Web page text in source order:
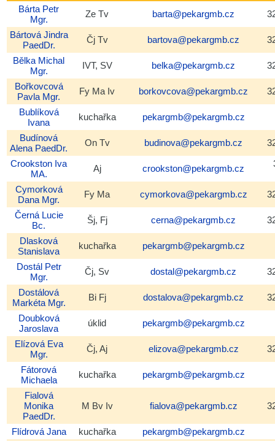
Vyhledávání
Bárta Petr
Mgr.
Ze Tv barta@pekargmb.cz
Bártová Jindra
PaedDr.
Čj Tv bartova@pekargmb.cz
Bělka Michal
Mgr.
IVT, SV belka@pekargmb.cz
Bořkovcová
Pavla Mgr.
Fy Ma Iv borkovcova@pekargmb.cz
Bublíková
Ivana
kuchařka
pekargmb@pekargmb.cz
Budínová
Alena PaedDr.
On Tv budinova@pekargmb.cz
Crookston Iva
MA.
Aj crookston@pekargmb.cz
Cymorková
Dana Mgr.
Fy Ma cymorkova@pekargmb.cz
Černá Lucie
Bc.
Šj, Fj cerna@pekargmb.cz
Dlasková
Stanislava
kuchařka
pekargmb@pekargmb.cz
Dostál Petr
Mgr.
Čj, Sv dostal@pekargmb.cz
Dostálová
Markéta Mgr.
Bi Fj dostalova@pekargmb.cz
Doubková
Jaroslava
úklid
pekargmb@pekargmb.cz
Elízová Eva
Mgr.
Čj, Aj elizova@pekargmb.cz
Fátorová
Michaela
kuchařka
pekargmb@pekargmb.cz
Fialová
Monika
PaedDr.
M Bv Iv fialova@pekargmb.cz
Flídrová Jana kuchařka
pekargmb@pekargmb.cz